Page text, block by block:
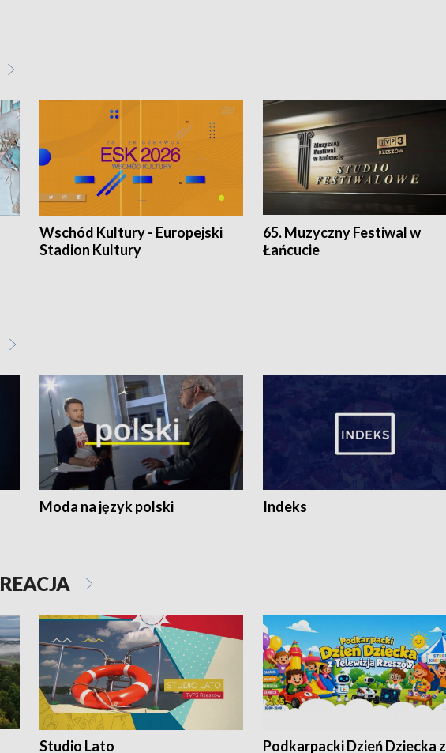
Wschód Kultury - Europejski
Stadion Kultury
65. Muzyczny Festiwal w
Łańcucie
Moda na język polski Indeks
Studio Lato Podkarpacki Dzień Dziecka z